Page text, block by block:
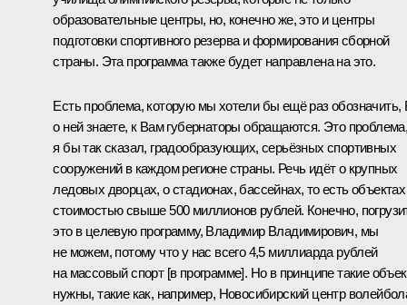
образовательные центры, но, конечно же, это и центры
подготовки спортивного резерва и формирования сборной
страны. Эта программа также будет направлена на это.
Есть проблема, которую мы хотели бы ещё раз
о ней знаете, к Вам губернаторы обращаются. Это
я бы так сказал, градообразующих, серьёзных спортивных
сооружений в каждом регионе страны. Речь идёт о крупных
ледовых дворцах, о стадионах, бассейнах, то есть объектах
стоимостью свыше 500 миллионов рублей. Конечно,
это в целевую программу, Владимир Владимирович, мы
не можем, потому что у нас всего 4,5 миллиарда рублей
на массовый спорт [в программе]. Но в принципе такие
нужны, такие как, например, Новосибирский центр